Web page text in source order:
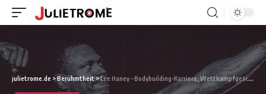
julietrome.de >Berühmtheit>Lee Haney – Bodybuilding-Karriere, Wettkampfgeschichte und Workouts